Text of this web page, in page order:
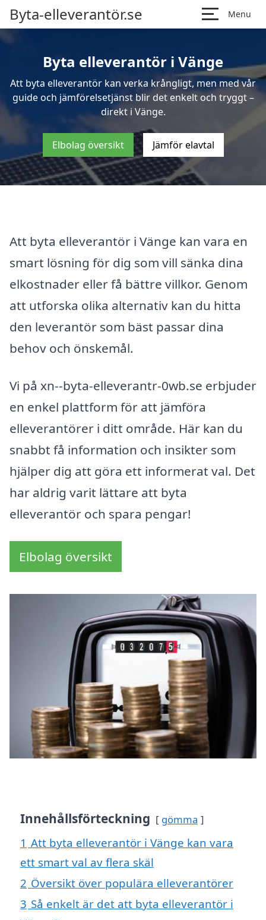
Byta-elleverantör.se Menu
Byta elleverantör i Vänge
Att byta elleverantör kan verka krångligt, men med vår
guide och jämförelsetjänst blir det enkelt och tryggt –
direkt i Vänge.
Elbolag översikt Jämför elavtal
Att byta elleverantör i Vänge kan vara en
smart lösning för dig som vill sänka dina
elkostnader eller få bättre villkor. Genom
att utforska olika alternativ kan du hitta
den leverantör som bäst passar dina
behov och önskemål.
Vi på xn--byta-elleverantr-0wb.se erbjuder
en enkel plattform för att jämföra
elleverantörer i ditt område. Här kan du
snabbt få information och insikter som
hjälper dig att göra ett informerat val. Det
har aldrig varit lättare att byta
elleverantör och spara pengar!
Elbolag översikt
Innehållsförteckning gömma
1 Att byta elleverantör i Vänge kan vara
ett smart val av flera skäl
2 Översikt över populära elleverantörer
3 Så enkelt är det att byta elleverantör i